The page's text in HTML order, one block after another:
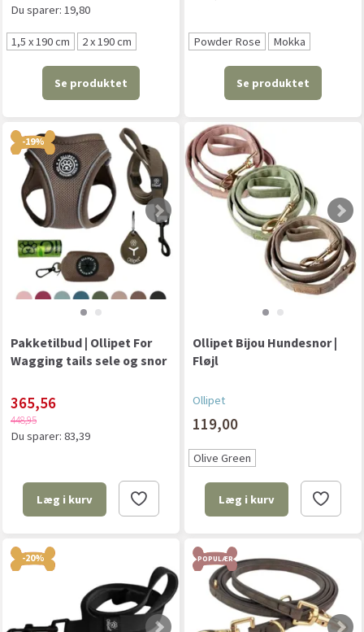
Du sparer: 19,80
1,5 x 190 cm 2 x 190 cm
Se produktet
Powder Rose Mokka
Se produktet
-19%
Pakketilbud | Ollipet For
Wagging tails sele og snor
365,56
448,95
Du sparer: 83,39
Læg i kurv
Ollipet Bijou Hundesnor |
Fløjl
Ollipet
119,00
Olive Green
Læg i kurv
-20% POPULÆR